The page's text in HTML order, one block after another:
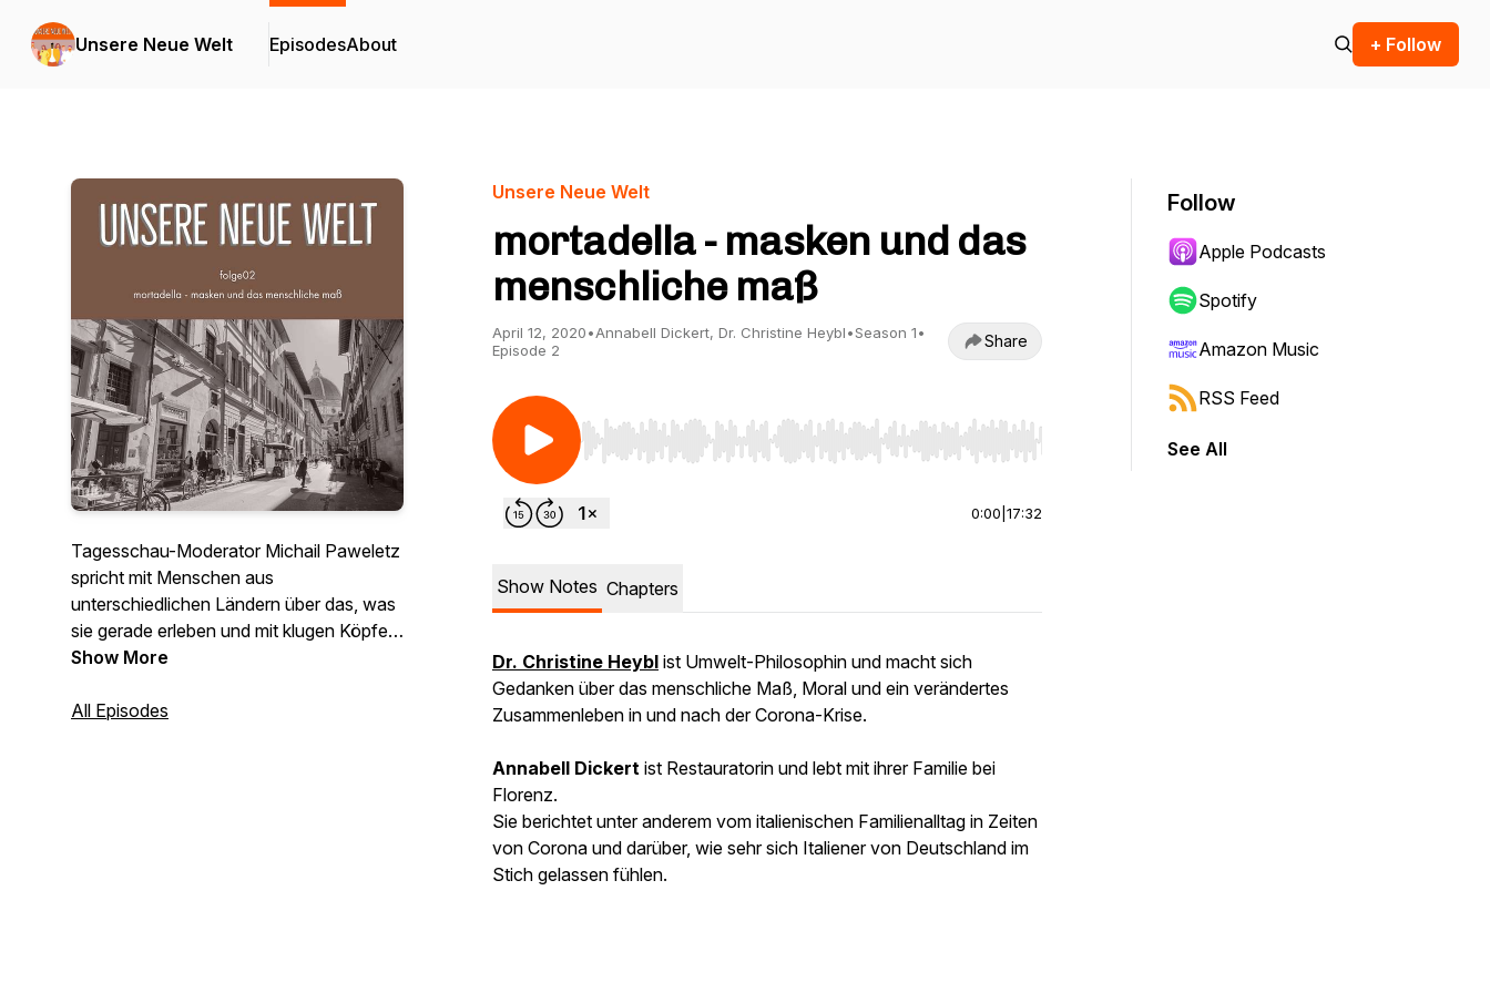
Unsere Neue Welt EpisodesAbout + Follow
Tagesschau-Moderator Michail Paweletz
spricht mit Menschen aus
unterschiedlichen Ländern über das, was
sie gerade erleben und mit klugen Köpfen
sowie VertreterInnen der Gesellschaft
für eine neue Normalität mit und nach
Show More
All Episodes
Unsere Neue Welt
mortadella - masken und das
menschliche maß
April 12, 2020•Annabell Dickert, Dr. Christine Heybl•Season 1•
Episode 2
Share
Use Left/Right to seek, Home/End to jump to start or end. Hold shift to jump forward or backward.
0:00 17:32
Show Notes Chapters
Dr. Christine Heybl ist Umwelt-Philosophin und macht sich
Gedanken über das menschliche Maß, Moral und ein verändertes
Zusammenleben in und nach der Corona-Krise.
Annabell Dickert ist Restauratorin und lebt mit ihrer Familie bei
Florenz.
Sie berichtet unter anderem vom italienischen Familienalltag in Zeiten
von Corona und darüber, wie sehr sich Italiener von Deutschland im
Stich gelassen fühlen.
Follow
Apple Podcasts
Spotify
Amazon Music
RSS Feed
See All